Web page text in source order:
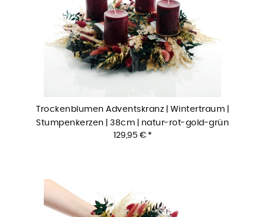
Trockenblumen Adventskranz | Wintertraum |
Stumpenkerzen | 38cm | natur-rot-gold-grün
129,95 € *